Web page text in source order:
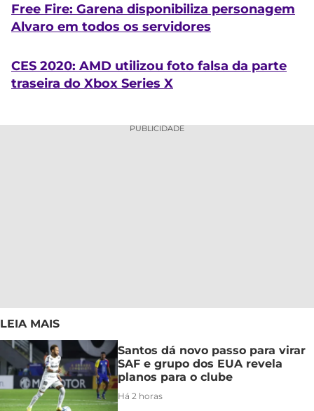
Free Fire: Garena disponibiliza personagem
Alvaro em todos os servidores
CES 2020: AMD utilizou foto falsa da parte
traseira do Xbox Series X
PUBLICIDADE
LEIA MAIS
Santos dá novo passo para virar
SAF e grupo dos EUA revela
planos para o clube
Há 2 horas